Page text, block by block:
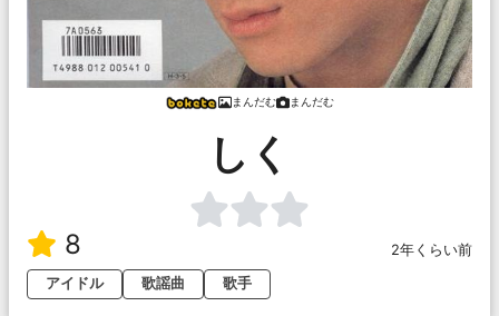
まんだむ まんだむ
しく
8
2年くらい前
アイドル
歌謡曲 歌手